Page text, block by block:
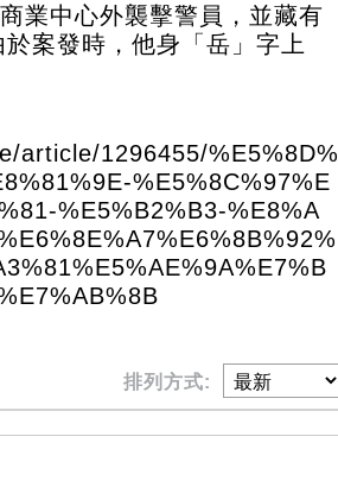
業中心外襲擊警員，並藏有
案發時，他身「岳」字上
article/1296455/%E5%8D%
%E5%8C%97%E
%E5%B2%B3-%E8%A
排列方式: